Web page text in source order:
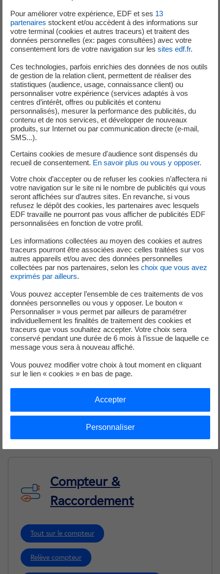
Voir toutes les sous-catégories
Facture
Comprendre & Gérer
La Facture électronique
Problèmes de facturation
Voir toutes les sous-catégories
Espace Client
Découvrir & S'inscrire
Accéder à votre espace Client
Modifier vos données d'accès
Voir toutes les sous-catégories
Compteur &
Raccordement
Tout sur le compteur
Relève compteur
Pour améliorer votre expérience, EDF et ses 13
partenaires stockent et/ou accèdent à des informations sur
votre terminal (cookies et autres traceurs) et traitent des
données personnelles (ex: pages consultées) avec votre
consentement lors de votre navigation sur les sites edf.fr.
Ces technologies, parfois enrichies des données de nos outils
de gestion de la relation client, permettent de réaliser des
statistiques (audience, usage, connaissance client) ou
personnaliser votre expérience (services adaptés à vos
centres d’intérêt, offres ou publicités et contenu
personnalisés), mesurer la performance des publicités, du
contenu et de nos services, et développer de nouveaux
produits, sur Internet ou par communication directe (e-mail,
SMS...).
Certains cookies de mesure d'audience sont dispensés du
recueil de consentement. En savoir plus ou vous y opposer.
Votre choix d’accepter ou de refuser les cookies n’affectera ni
votre navigation sur le site ni le nombre de publicités qui vous
seront affichées sur d’autres sites. En revanche, si vous
refusez le dépôt des cookies, les partenaires avec lesquels
EDF travaille ne pourront pas vous afficher de publicités EDF
personnalisées en fonction de votre profil.
Les informations collectées au moyen des cookies et autres
traceurs pourront être associées avec celles traitées sur vos
autres appareils et/ou avec des données personnelles
collectées par nos partenaires, selon les choix que vous avez
exprimés par ailleurs.
Vous pouvez accepter l’ensemble de ces traitements de vos
données personnelles ou vous y opposer. Le bouton «
Personnaliser » vous permet par ailleurs de paramétrer
individuellement les finalités de traitement des cookies et
traceurs que vous souhaitez accepter. Votre choix sera
conservé pendant une durée de 6 mois à l’issue de laquelle ce
message vous sera à nouveau affiché.
Vous pouvez modifier votre choix à tout moment en cliquant
sur le lien « cookies » en bas de page.
Personnaliser
Accepter